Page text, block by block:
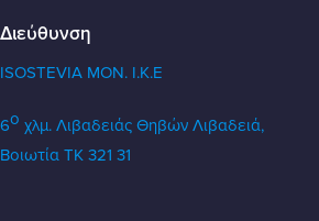
Διεύθυνση
ISOSTEVIA MON. Ι.Κ.Ε
6ο χλμ. Λιβαδειάς Θηβών Λιβαδειά,
Βοιωτία ΤΚ 321 31